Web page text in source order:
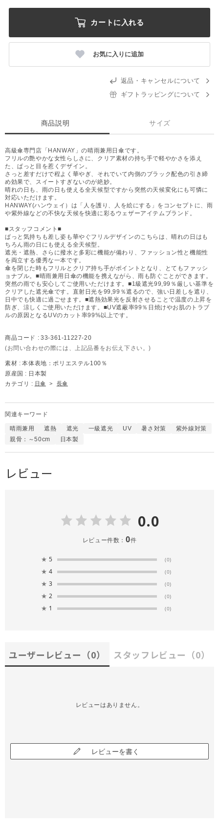
カートに入れる
お気に入りに追加
返品・キャンセルについて
ギフトラッピングについて
商品説明 サイズ
高級傘専門店「HANWAY」の晴雨兼用日傘です。
フリルの艶やかな女性らしさに、クリア素材の持ち手で軽やかさを添え
た、ぱっと目を惹くデザイン。
さっと差すだけで程よく華やぎ、それでいて内側のブラック配色の引き締
め効果で、スイートすぎないのが絶妙。
晴れの日も、雨の日も使える全天候型ですから突然の天候変化にも可憐に
対応いただけます。
HANWAY(ハンウェイ）は「人を護り、人を絵にする」をコンセプトに、雨
や紫外線などの不快な天候を快適に彩るウェザーアイテムブランド。
■スタッフコメント■
ぱっと気持ちも差し姿も華やぐフリルデザインのこちらは、晴れの日はも
ちろん雨の日にも使える全天候型。
遮光・遮熱、さらに撥水と多彩に機能が備わり、ファッション性と機能性
を両立する優秀な一本です。
傘を閉じた時もフリルとクリア持ち手がポイントとなり、とてもファッシ
ョナブル。■晴雨兼用日傘の機能を携えながら、雨も防ぐことができます。
突然の雨でも安心してご使用いただけます。■1級遮光99,99％厳しい基準を
クリアした遮光傘です。直射日光を99,99％遮るので、強い日差しを遮り、
日中でも快適に過ごせます。■遮熱効果光を反射させることで温度の上昇を
防ぎ、涼しくご使用いただけます。■UV遮蔽率99％日焼けやお肌のトラブ
ルの原因となるUVのカット率99%以上です。
商品コード : 33-361-11227-20
(お問い合わせの際には、上記品番をお伝え下さい。)
素材 : 本体表地：ポリエステル100％
原産国 : 日本製
カテゴリ : 日傘 > 長傘
関連キーワード
晴雨兼用 遮熱 遮光 一級遮光 UV 暑さ対策
紫外線対策
親骨：～50cm
日本製
レビュー
0.0
レビュー件数： 0件
★ 5 (0)
★ 4 (0)
★ 3 (0)
★ 2 (0)
★ 1 (0)
ユーザーレビュー （0） スタッフレビュー （0）
レビューはありません。
レビューを書く